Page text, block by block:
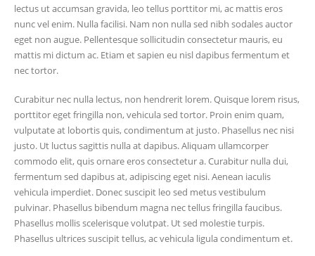
lectus ut accumsan gravida, leo tellus porttitor mi, ac mattis eros
nunc vel enim. Nulla facilisi. Nam non nulla sed nibh sodales auctor
eget non augue. Pellentesque sollicitudin consectetur mauris, eu
mattis mi dictum ac. Etiam et sapien eu nisl dapibus fermentum et
nec tortor.
Curabitur nec nulla lectus, non hendrerit lorem. Quisque lorem risus,
porttitor eget fringilla non, vehicula sed tortor. Proin enim quam,
vulputate at lobortis quis, condimentum at justo. Phasellus nec nisi
justo. Ut luctus sagittis nulla at dapibus. Aliquam ullamcorper
commodo elit, quis ornare eros consectetur a. Curabitur nulla dui,
fermentum sed dapibus at, adipiscing eget nisi. Aenean iaculis
vehicula imperdiet. Donec suscipit leo sed metus vestibulum
pulvinar. Phasellus bibendum magna nec tellus fringilla faucibus.
Phasellus mollis scelerisque volutpat. Ut sed molestie turpis.
Phasellus ultrices suscipit tellus, ac vehicula ligula condimentum et.